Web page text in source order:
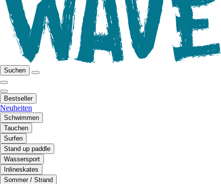
Suchen
Bestseller
Neuheiten
Schwimmen
Tauchen
Surfen
Stand up paddle
Wassersport
Inlineskates
Sommer / Strand